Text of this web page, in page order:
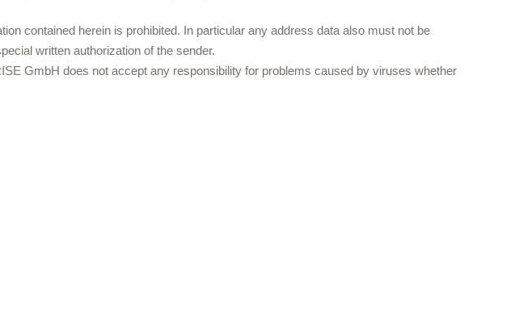
contained herein is prohibited. In particular any address data also must not be
written authorization of the sender.
GmbH does not accept any responsibility for problems caused by viruses whether